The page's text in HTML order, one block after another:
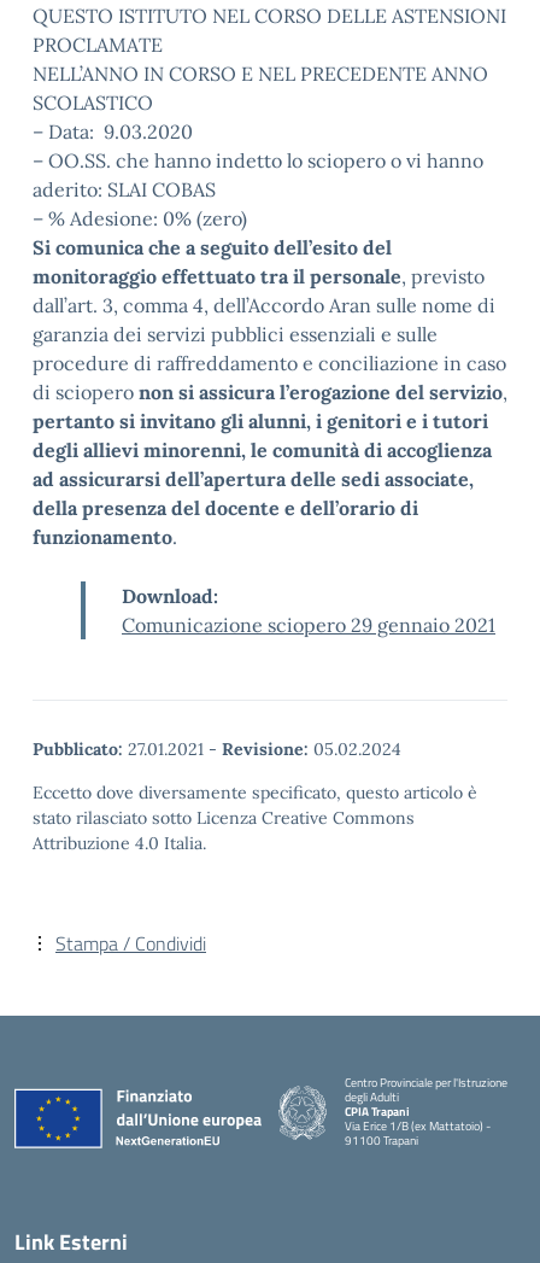
QUESTO ISTITUTO NEL CORSO DELLE ASTENSIONI
PROCLAMATE
NELL’ANNO IN CORSO E NEL PRECEDENTE ANNO
SCOLASTICO
– Data: 9.03.2020
– OO.SS. che hanno indetto lo sciopero o vi hanno
aderito: SLAI COBAS
– % Adesione: 0% (zero)
Si comunica che a seguito dell’esito del
monitoraggio effettuato tra il personale, previsto
dall’art. 3, comma 4, dell’Accordo Aran sulle nome di
garanzia dei servizi pubblici essenziali e sulle
procedure di raffreddamento e conciliazione in caso
di sciopero non si assicura l’erogazione del servizio,
pertanto si invitano gli alunni, i genitori e i tutori
degli allievi minorenni, le comunità di accoglienza
ad assicurarsi dell’apertura delle sedi associate,
della presenza del docente e dell’orario di
funzionamento.
Download:
Comunicazione sciopero 29 gennaio 2021
Pubblicato: 27.01.2021 - Revisione: 05.02.2024
Eccetto dove diversamente specificato, questo articolo è
stato rilasciato sotto Licenza Creative Commons
Attribuzione 4.0 Italia.
Stampa / Condividi
Centro Provinciale per l'Istruzione
degli Adulti
CPIA Trapani
Via Erice 1/B (ex Mattatoio) -
91100 Trapani
Link Esterni